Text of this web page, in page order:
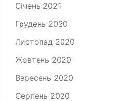
Січень 2021
Грудень 2020
Листопад 2020
Жовтень 2020
Вересень 2020
Серпень 2020